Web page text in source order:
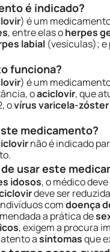
é indicado?
) é um
, entre elas oherpes
labial (vesículas); e
funciona?
) é um
oaciclovir, que
ovírus varicela-zóster
medicamento?
não é indicado
usar este
idosos, o médico
deve ser
comdoença
a prática de
, exigem a procura
asintomasque